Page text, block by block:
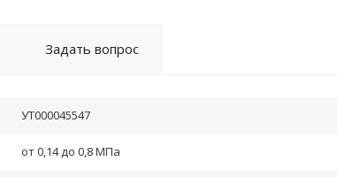
Задать вопрос
УТ000045547
от 0,14 до 0,8 МПа